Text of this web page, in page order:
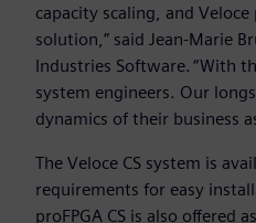
capacity scaling, and
solution,” said Jean-Marie
Industries Software. “With
system engineers. Our
dynamics of their business
The Veloce CS system is
requirements for easy
proFPGA CS is also